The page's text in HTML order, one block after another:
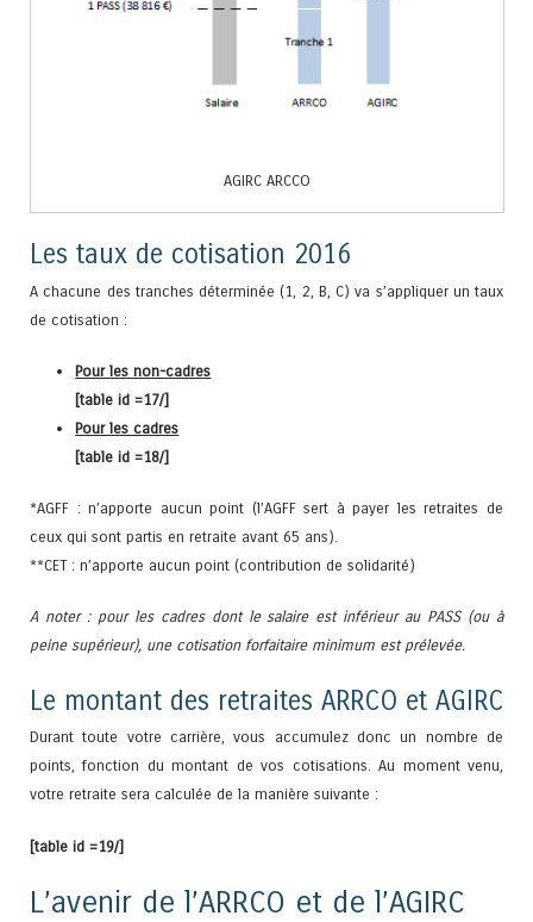
AGIRC ARCCO
Les taux de cotisation 2016
A chacune des tranches déterminée (1, 2, B, C) va s’appliquer un taux
de cotisation :
Pour les non-cadres
[table id =17/]
Pour les cadres
[table id =18/]
*AGFF : n’apporte aucun point (l’AGFF sert à payer les retraites de
ceux qui sont partis en retraite avant 65 ans).
**CET : n’apporte aucun point (contribution de solidarité)
A noter : pour les cadres dont le salaire est inférieur au PASS (ou à
peine supérieur), une cotisation forfaitaire minimum est prélevée.
Le montant des retraites ARRCO et AGIRC
Durant toute votre carrière, vous accumulez donc un nombre de
points, fonction du montant de vos cotisations. Au moment venu,
votre retraite sera calculée de la manière suivante :
[table id =19/]
L’avenir de l’ARRCO et de l’AGIRC